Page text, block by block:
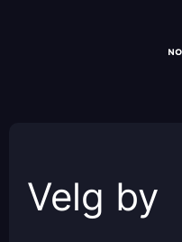
Velg by